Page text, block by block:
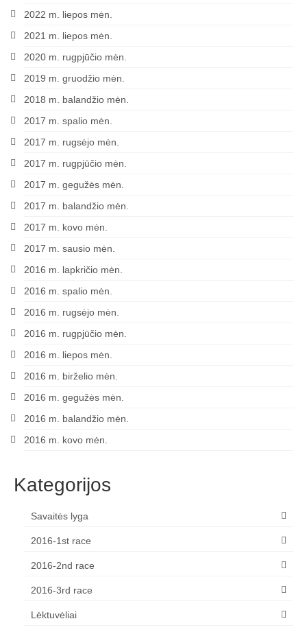
2022 m. liepos mėn.
2021 m. liepos mėn.
2020 m. rugpjūčio mėn.
2019 m. gruodžio mėn.
2018 m. balandžio mėn.
2017 m. spalio mėn.
2017 m. rugsėjo mėn.
2017 m. rugpjūčio mėn.
2017 m. gegužės mėn.
2017 m. balandžio mėn.
2017 m. kovo mėn.
2017 m. sausio mėn.
2016 m. lapkričio mėn.
2016 m. spalio mėn.
2016 m. rugsėjo mėn.
2016 m. rugpjūčio mėn.
2016 m. liepos mėn.
2016 m. birželio mėn.
2016 m. gegužės mėn.
2016 m. balandžio mėn.
2016 m. kovo mėn.
Kategorijos
Savaitės lyga
2016-1st race
2016-2nd race
2016-3rd race
Lėktuvėliai